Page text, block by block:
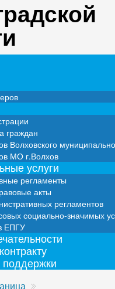
граждан
Волховского
МО г.Волхов
услуги
регламенты
акты
регламентов
социально-значимых
ЕПГУ